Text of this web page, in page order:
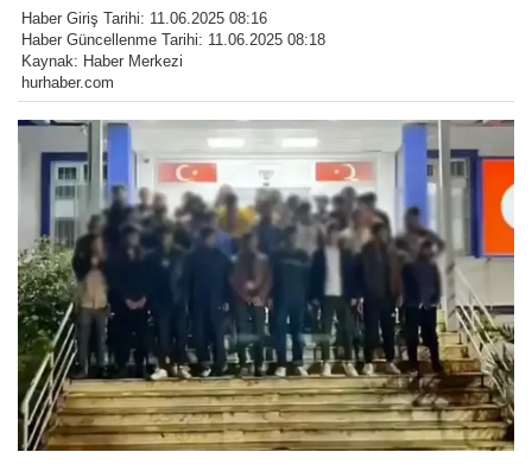
Haber Giriş Tarihi: 11.06.2025 08:16
Haber Güncellenme Tarihi: 11.06.2025 08:18
Kaynak: Haber Merkezi
hurhaber.com